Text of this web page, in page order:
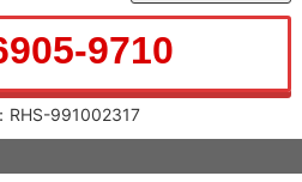
9710
RHS-991002317